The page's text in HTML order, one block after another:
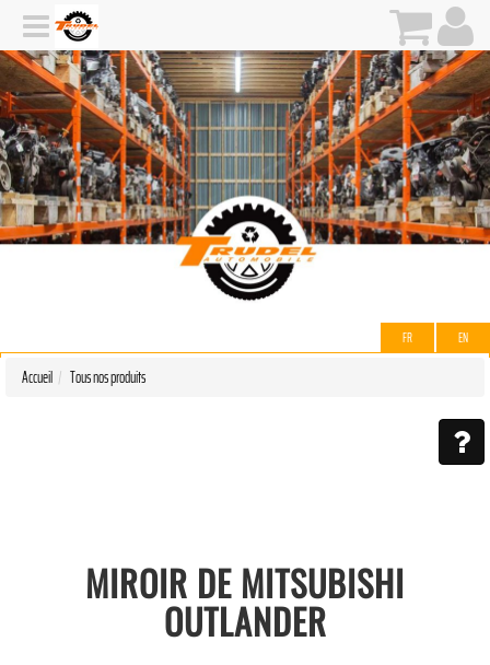
FR EN
Accueil Tous nos produits
MIROIR DE MITSUBISHI
OUTLANDER